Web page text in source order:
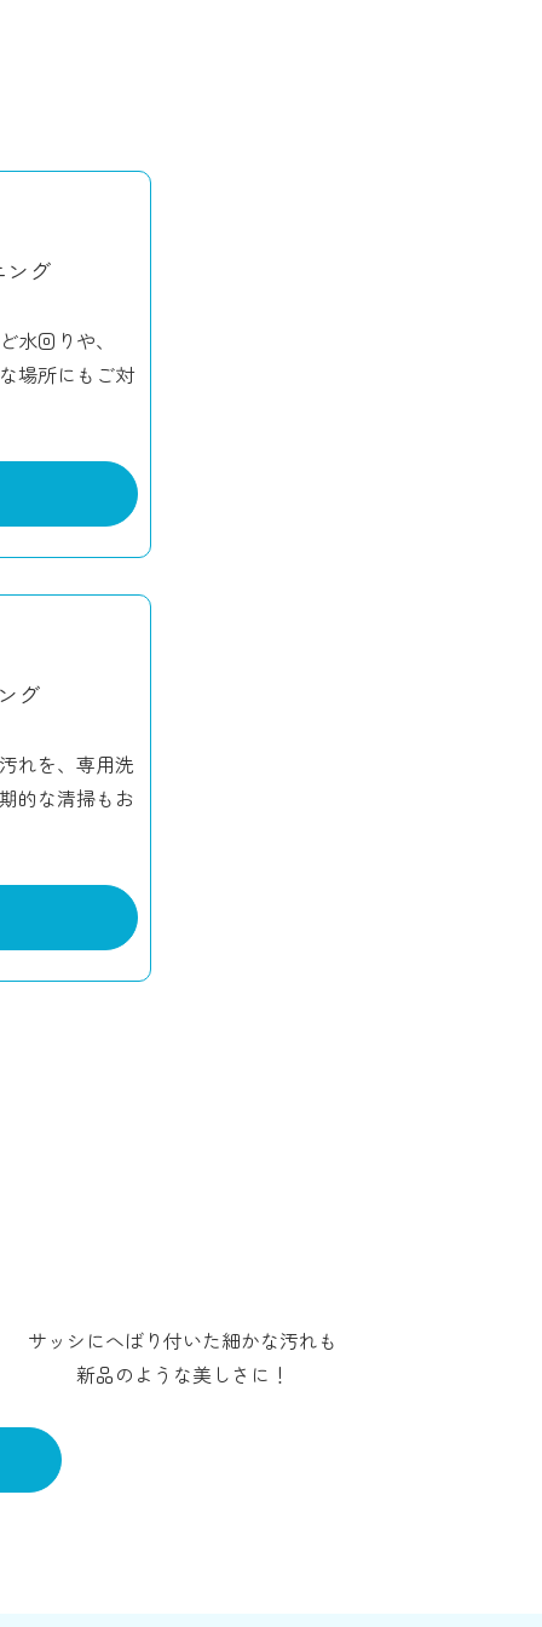
ング
水回りや、
場所にもご対
グ
れを、専用洗
的な清掃もお
サッシにへばり付いた細かな汚れも
新品のような美しさに！